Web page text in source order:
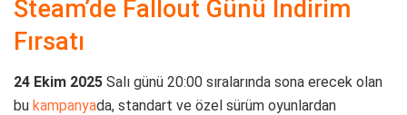
Steam’de Fallout Günü İndirim
Fırsatı
24 Ekim 2025 Salı günü 20:00 sıralarında sona erecek olan
bu kampanyada, standart ve özel sürüm oyunlardan